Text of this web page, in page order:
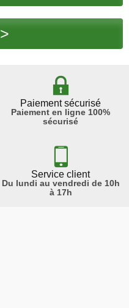
>
Paiement sécurisé
Paiement en ligne 100%
sécurisé
Service client
Du lundi au vendredi de 10h
à 17h